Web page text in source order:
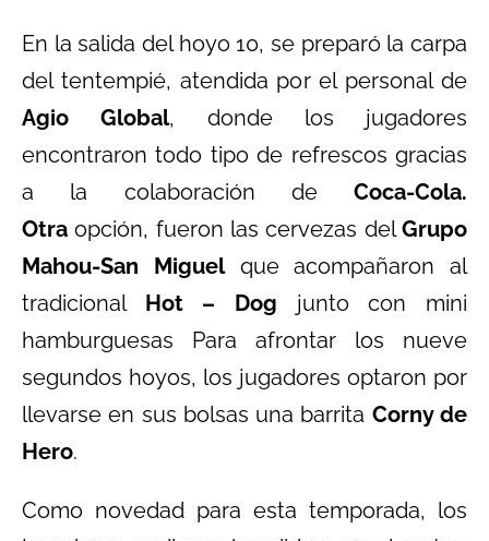
En la salida del hoyo 10, se preparó la carpa
del tentempié, atendida por el personal de
Agio Global, donde los jugadores
encontraron todo tipo de refrescos gracias
a la colaboración de Coca-Cola.
Otra opción, fueron las cervezas delGrupo
Mahou-San Miguelque acompañaron al
tradicional Hot – Dog junto con mini
hamburguesas Para afrontar los nueve
segundos hoyos, los jugadores optaron por
llevarse en sus bolsas una barrita Corny de
Hero.
Como novedad para esta temporada, los